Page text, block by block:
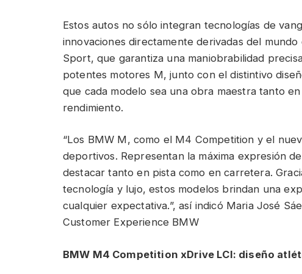
Estos autos no sólo integran tecnologías de
innovaciones directamente derivadas del
Sport, que garantiza una maniobrabilidad
potentes motores M, junto con el distintivo
que cada modelo sea una obra maestra tanto
rendimiento.
“Los BMW M, como el M4 Competition y el
deportivos. Representan la máxima expresión
destacar tanto en pista como en carretera.
tecnología y lujo, estos modelos brindan una
cualquier expectativa.”, así indicó Maria José
Customer Experience BMW
BMW M4 Competition xDrive LCI: diseño